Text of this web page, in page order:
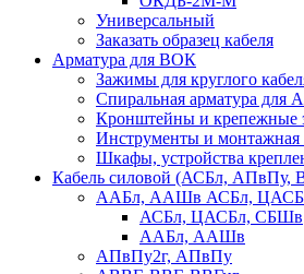
Универсальный
Заказать образец кабеля
Арматура для ВОК
Зажимы для круглого
Спиральная арматура для
Кронштейны и крепежные
Инструменты и монтажная
Шкафы, устройства
Кабель силовой (АСБл, АПвПу,
ААБл, ААШв АСБл,
АСБл, ЦАСБл, СБШв
ААБл, ААШв
АПвПу2г, АПвПу